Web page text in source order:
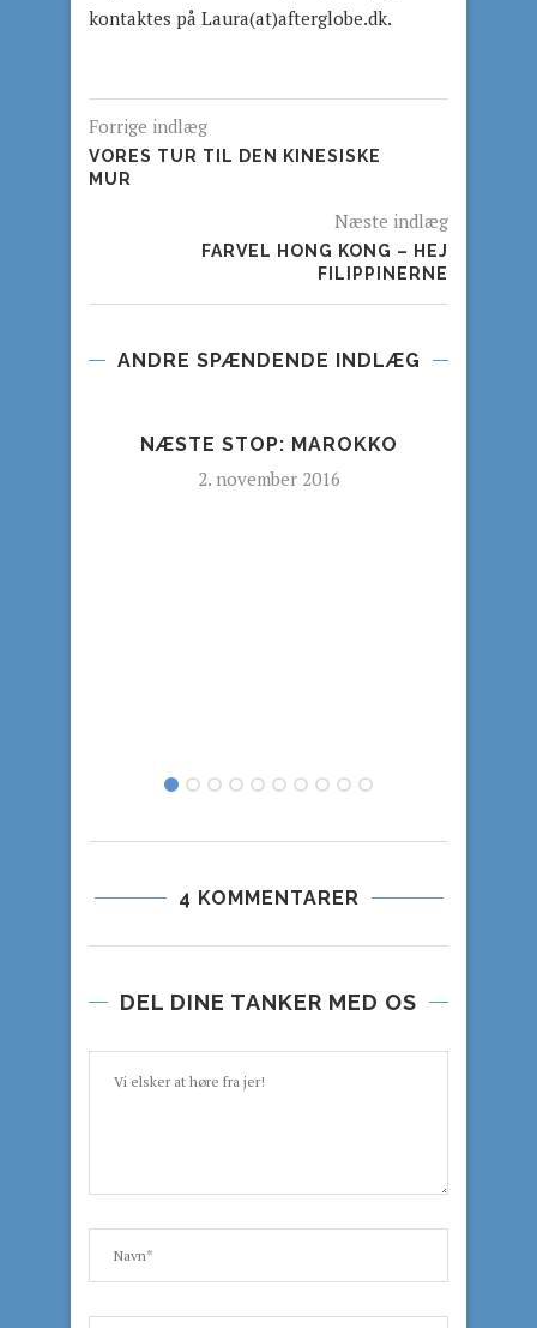
kontaktes på Laura(at)afterglobe.dk.
Forrige indlæg
VORES TUR TIL DEN KINESISKE
MUR
Næste indlæg
FARVEL HONG KONG – HEJ
FILIPPINERNE
ANDRE SPÆNDENDE INDLÆG
NÆSTE STOP: MAROKKO
2. november 2016
4 KOMMENTARER
DEL DINE TANKER MED OS